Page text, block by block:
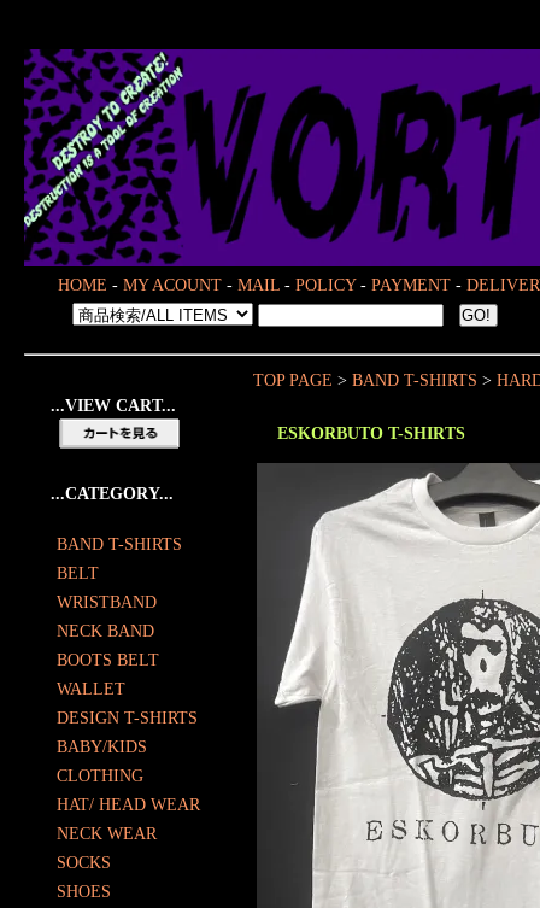
HOME - MY ACOUNT - MAIL - POLICY- PAYMENT -
...VIEW CART...
...CATEGORY...
BAND T-SHIRTS
BELT
WRISTBAND
NECK BAND
BOOTS BELT
WALLET
DESIGN T-SHIRTS
BABY/KIDS
CLOTHING
HAT/ HEAD WEAR
NECK WEAR
SOCKS
SHOES
TOP PAGE > BAND T-SHIRTS >
ESKORBUTO T-SHIRTS